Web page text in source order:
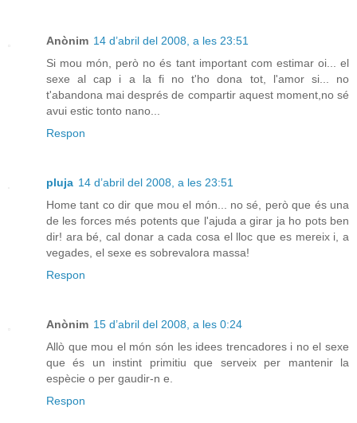
Anònim 14 d’abril del 2008, a les 23:51
Si mou món, però no és tant important com estimar oi... el
sexe al cap i a la fi no t'ho dona tot, l'amor si... no
t'abandona mai després de compartir aquest moment,no sé
avui estic tonto nano...
Respon
pluja 14 d’abril del 2008, a les 23:51
Home tant co dir que mou el món... no sé, però que és una
de les forces més potents que l'ajuda a girar ja ho pots ben
dir! ara bé, cal donar a cada cosa el lloc que es mereix i, a
vegades, el sexe es sobrevalora massa!
Respon
Anònim 15 d’abril del 2008, a les 0:24
Allò que mou el món són les idees trencadores i no el sexe
que és un instint primitiu que serveix per mantenir la
espècie o per gaudir-n e.
Respon